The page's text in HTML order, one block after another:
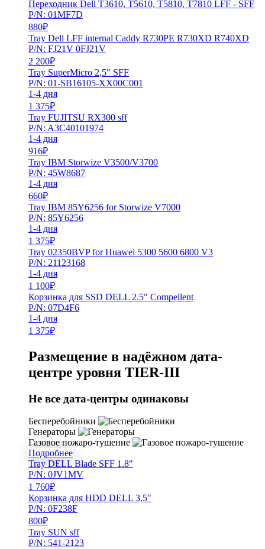
Переходник Dell T3610, T5610, T5810, T7810 LFF - SFF
P/N: 01MF7D
880₽
Tray Dell LFF internal Caddy R730PE R730XD R740XD
P/N: FJ21V 0FJ21V
2 200₽
Tray SuperMicro 2,5" SFF
P/N: 01-SB16105-XX00C001
1-4 дня
1 375₽
Tray FUJITSU RX300 sff
P/N: A3C40101974
1-4 дня
916₽
Tray IBM Storwize V3500/V3700
P/N: 45W8687
1-4 дня
660₽
Tray IBM 85Y6256 for Storwize V7000
P/N: 85Y6256
1-4 дня
1 375₽
Tray 02350BVP for Huawei 5300 5600 6800 V3
P/N: 21123168
1-4 дня
1 100₽
Корзинка для SSD DELL 2.5" Compellent
P/N: 07D4F6
1-4 дня
1 375₽
Размещение в надёжном дата-
центре уровня TIER-III
Не все дата-центры одинаковы
Бесперебойники
Генераторы
Газовое пожаро-тушение
Подробнее
Tray DELL Blade SFF 1.8"
P/N: 0JV1MV
1 760₽
Корзинка для HDD DELL 3,5"
P/N: 0F238F
800₽
Tray SUN sff
P/N: 541-2123